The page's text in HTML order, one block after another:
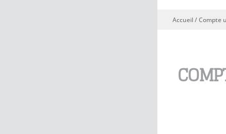
Vous êtes ici
Accueil/Compte